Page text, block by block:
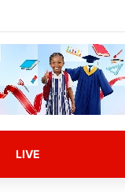
LIVE